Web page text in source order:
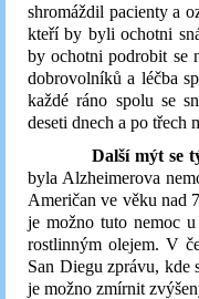
shromáždil pacienty a
kteří by byli ochotni
by ochotni podrobit se
dobrovolníků a léčba
každé ráno spolu se
deseti dnech a po třech
Další mýt se
byla Alzheimerova
Američan ve věku nad
je možno tuto nemoc
rostlinným olejem. V
San Diegu zprávu,
je možno zmírnit